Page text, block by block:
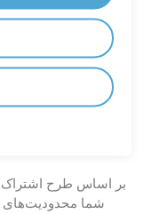
بازیابی مستقیم
آیا
شما محدودیت‌های